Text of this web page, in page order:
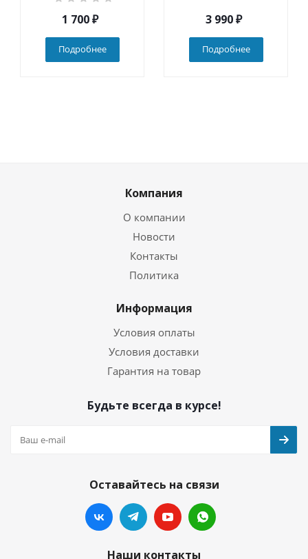
1 700₽
Подробнее
3 990₽
Подробнее
Компания
О компании
Новости
Контакты
Политика
Информация
Условия оплаты
Условия доставки
Гарантия на товар
Будьте всегда в курсе!
Оставайтесь на связи
Наши контакты